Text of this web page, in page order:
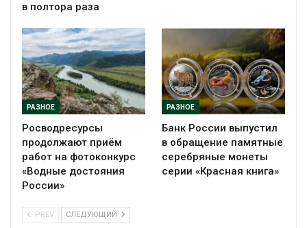
в полтора раза
РАЗНОЕ
Росводресурсы
продолжают приём
работ на фотоконкурс
«Водные достояния
России»
РАЗНОЕ
Банк России выпустил
в обращение памятные
серебряные монеты
серии «Красная книга»
PREV СЛЕДУЮЩИЙ